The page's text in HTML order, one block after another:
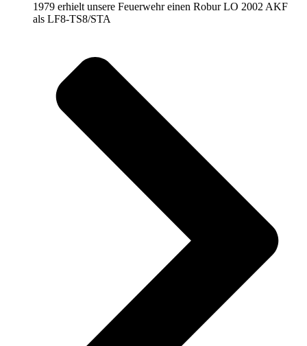
1979 erhielt unsere Feuerwehr einen Robur LO 2002 AKF
als LF8-TS8/STA